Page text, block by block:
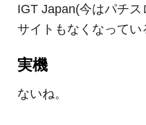
IGT Japan(今はパチ
サイトもなくなってい
実機
ないね。